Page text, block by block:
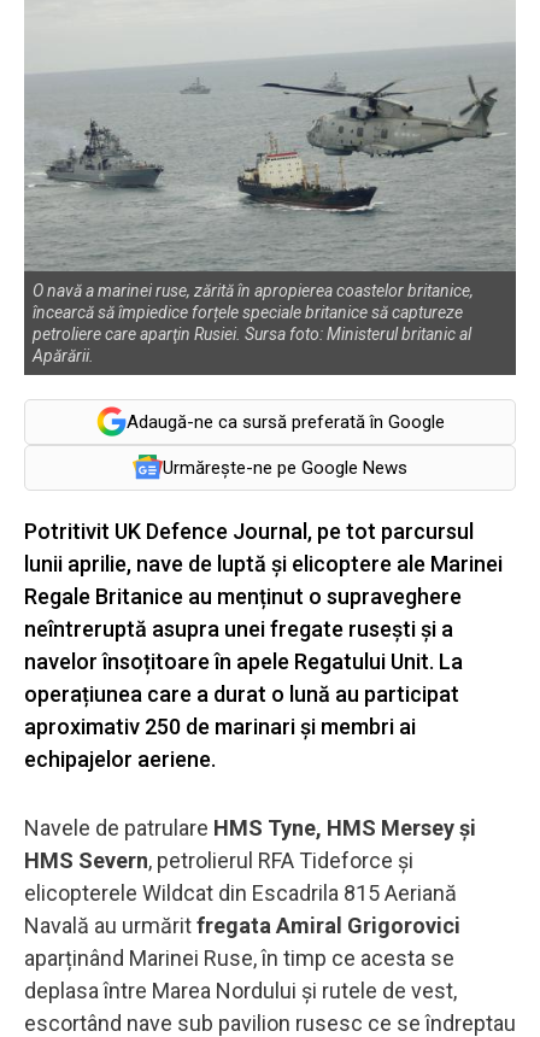
O navă a marinei ruse, zărită în apropierea coastelor britanice,
încearcă să împiedice forțele speciale britanice să captureze
petroliere care aparţin Rusiei. Sursa foto: Ministerul britanic al
Apărării.
Adaugă-ne ca sursă preferată în Google
Urmărește-ne pe Google News
Potritivit UK Defence Journal, pe tot parcursul
lunii aprilie, nave de luptă și elicoptere ale Marinei
Regale Britanice au menținut o supraveghere
neîntreruptă asupra unei fregate rusești și a
navelor însoțitoare în apele Regatului Unit. La
operațiunea care a durat o lună au participat
aproximativ 250 de marinari și membri ai
echipajelor aeriene.
Navele de patrulare HMS Tyne, HMS Mersey și
HMS Severn, petrolierul RFA Tideforce și
elicopterele Wildcat din Escadrila 815 Aeriană
Navală au urmăritfregata Amiral Grigorovici
aparținând Marinei Ruse, în timp ce acesta se
deplasa între Marea Nordului și rutele de vest,
escortând nave sub pavilion rusesc ce se îndreptau